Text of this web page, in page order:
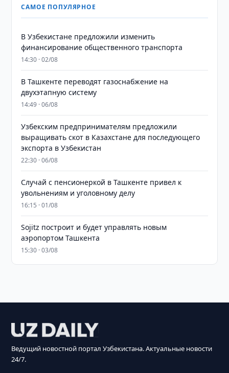
САМОЕ ПОПУЛЯРНОЕ
В Узбекистане предложили изменить
финансирование общественного транспорта
14:30 · 02/08
В Ташкенте переводят газоснабжение на
двухэтапную систему
14:49 · 06/08
Узбекским предпринимателям предложили
выращивать скот в Казахстане для последующего
экспорта в Узбекистан
22:30 · 06/08
Случай с пенсионеркой в Ташкенте привел к
увольнениям и уголовному делу
16:15 · 01/08
Sojitz построит и будет управлять новым
аэропортом Ташкента
15:30 · 03/08
Ведущий новостной портал Узбекистана. Актуальные новости
24/7.